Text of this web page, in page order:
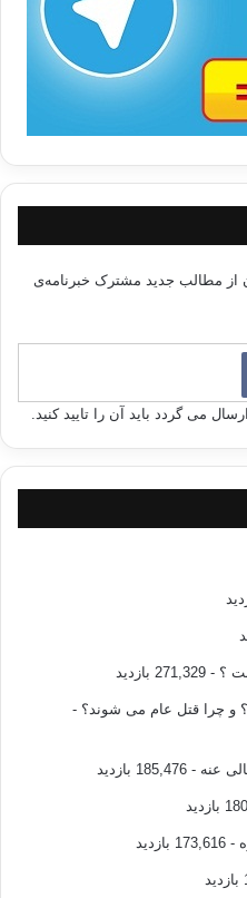
از مطالب جدید مشترک خبرنامه‌ی
می گردد باید آن را تایید کنید.
؟ - 271,329 بازدید
و چرا قتل عام می شوند؟ -
عنه - 185,476 بازدید
- 173,616 بازدید